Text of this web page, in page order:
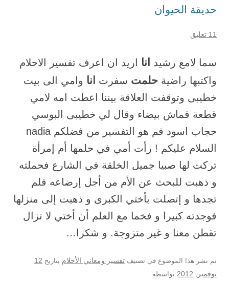
حديقة الحيوان
11 تعليق
سما لامع رشيد انا اريد ان اعرف تفسير الاحلام
واكتبها راضية حلمت سفرت انا وامي الى بيت
خطيبى وتوقفت العلاقة بيننا اعطت امه لامي
قطعة قماش بيضاء وقال لي خطيبى البوسي
حجاب اسود فم هو التفسير من فضلكم nadia
السلام عليكم ! رأت أمي في حلمها أم إمرأة
تركت لها صبيا جميل الخلقة في الشارع فحملته
و ذهبت للبحث عن الأم من أجل إرضاعه فلم
تجدها و إتصلت بأختي الكبرى و ذهبت إلى منزلها
فوجدته كبيرا و فخما مع العلم أن أختي لا تزال
تقطن معنا و غير متزوجة. و شكرا…
تم نشر هذا الموضوع في تصنيف تفسير ومعاني الأحلام بتاريخ 12
نوفمبر, 2012
بواسطة .